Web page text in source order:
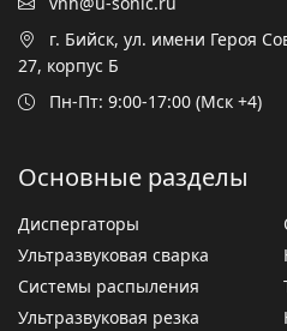
г. Бийск, ул. имени Героя
27, корпус Б
Пн-Пт: 9:00-17:00 (Мск +4)
Основные разделы
Диспергаторы
Ультразвуковая сварка
Системы распыления
Ультразвуковая резка